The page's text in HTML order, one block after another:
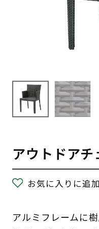
アウトドアチ
お気に入りに追加
アルミフレームに